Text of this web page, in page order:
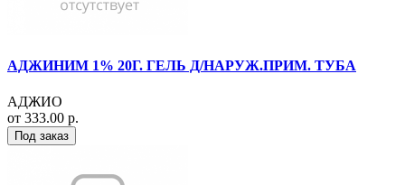
АДЖИНИМ 1% 20Г. ГЕЛЬ Д/НАРУЖ.ПРИМ. ТУБА
АДЖИО
от 333.00 р.
Под заказ